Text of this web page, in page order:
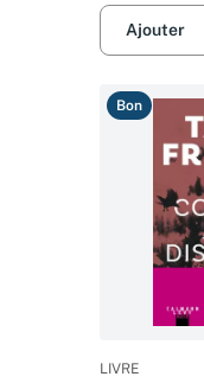
Ajouter
Bon
LIVRE